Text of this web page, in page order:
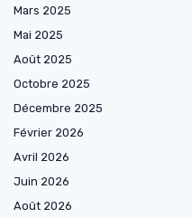
Mars 2025
Mai 2025
Août 2025
Octobre 2025
Décembre 2025
Février 2026
Avril 2026
Juin 2026
Août 2026